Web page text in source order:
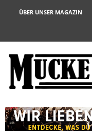
ÜBER UNSER MAGAZIN